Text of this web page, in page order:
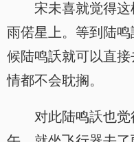
宋未喜就觉得
雨偌星上。等到陆
候陆鸣訞就可以直
情都不会耽搁。
对此陆鸣訞也